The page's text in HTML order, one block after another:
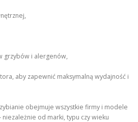
grzybów i alergenów,
aby zapewnić maksymalną wydajność i
obejmuje wszystkie firmy i modele
od marki, typu czy wieku